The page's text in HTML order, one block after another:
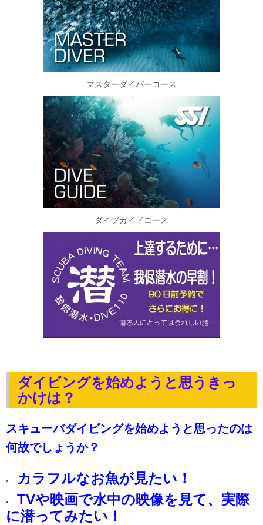
マスターダイバーコース
ダイブガイドコース
ダイビングを始めようと思うきっ
かけは？
スキューバダイビングを始めようと思ったのは
何故でしょうか？
カラフルなお魚が見たい！
TVや映画で水中の映像を見て、実際
に潜ってみたい！